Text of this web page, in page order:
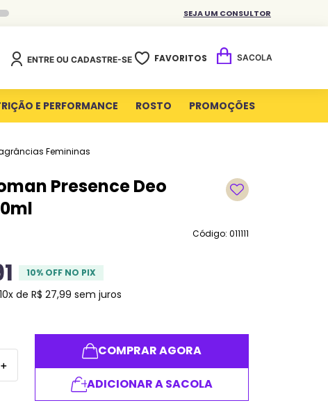
SEJA UM CONSULTOR
ENTRE OU CADASTRE-SE FAVORITOS
E PERFORMANCE ROSTO PROMOÇÕES
Femininas
Presence Deo
Código: 011111
10% OFF NO PIX
10x de R$ 27,99 sem juros
＋
COMPRAR AGORA
ADICIONAR A SACOLA